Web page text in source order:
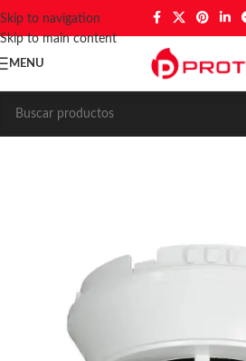
Skip to navigation
Skip to main content
MENU